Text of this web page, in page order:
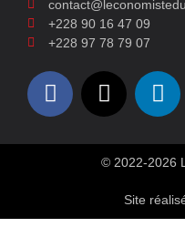
+228 90 16 47 09
+228 97 78 79 07
© 2022-2026
Site